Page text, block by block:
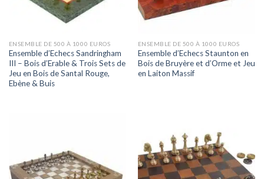
ENSEMBLE DE 500 À 1000 EUROS
Ensemble d’Echecs Sandringham
III – Bois d’Erable & Trois Sets de
Jeu en Bois de Santal Rouge,
Ebène & Buis
ENSEMBLE DE 500 À 1000 EUROS
Ensemble d’Echecs Staunton en
Bois de Bruyère et d’Orme et Jeu
en Laiton Massif